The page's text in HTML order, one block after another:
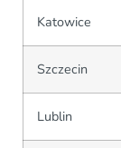
Katowice
Szczecin
Lublin